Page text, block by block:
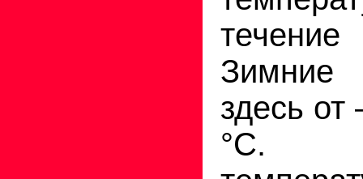
Зимние
здесь
°С.